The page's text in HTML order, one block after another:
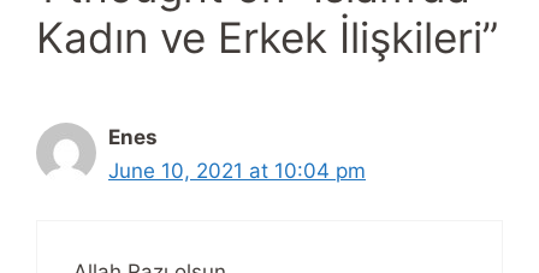
Kadın ve Erkek İlişkileri”
Enes
June 10, 2021 at 10:04 pm